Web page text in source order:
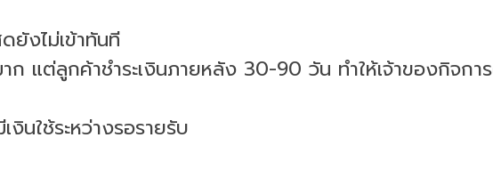
ยังไม่เข้าทันที
ก แต่ลูกค้าชำระเงินภายหลัง 30-90 วัน ทำให้เจ้าของกิจกา
งินใช้ระหว่างรอรายรับ